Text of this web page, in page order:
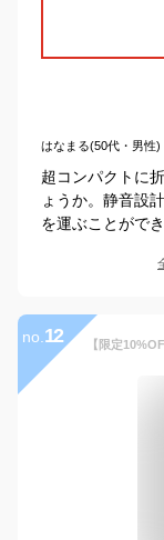
はなまる(50代・男性)
超コンパクトに
ょうか。静音設
を運ぶことがで
no. 12